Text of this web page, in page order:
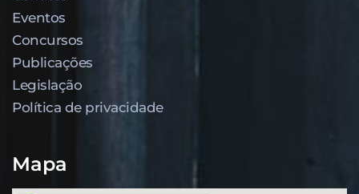
Eventos
Concursos
Publicações
Legislação
Política de privacidade
Mapa